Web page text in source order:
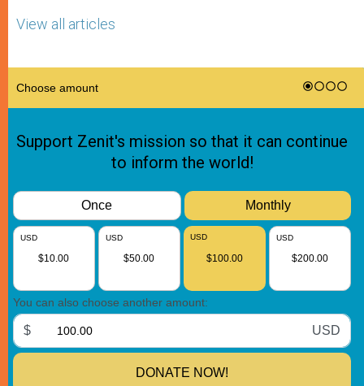
View all articles